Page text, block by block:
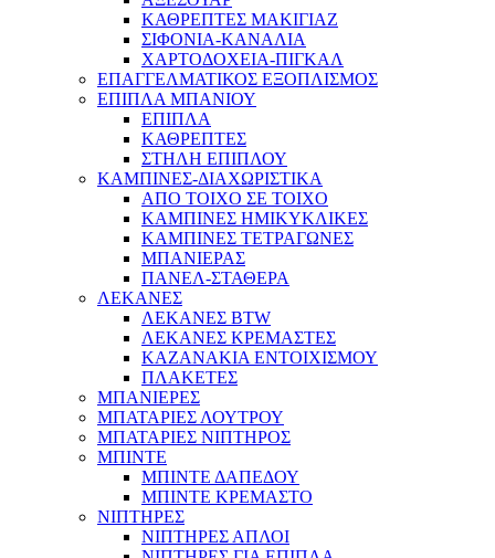
ΚΑΘΡΕΠΤΕΣ ΜΑΚΙΓΙΑΖ
ΣΙΦΟΝΙΑ-ΚΑΝΑΛΙΑ
ΧΑΡΤΟΔΟΧΕΙΑ-ΠΙΓΚΑΛ
ΕΠΑΓΓΕΛΜΑΤΙΚΟΣ ΕΞΟΠΛΙΣΜΟΣ
ΕΠΙΠΛΑ ΜΠΑΝΙΟΥ
ΕΠΙΠΛΑ
ΚΑΘΡΕΠΤΕΣ
ΣΤΗΛΗ ΕΠΙΠΛΟΥ
ΚΑΜΠΙΝΕΣ-ΔΙΑΧΩΡΙΣΤΙΚΑ
ΑΠΟ ΤΟΙΧΟ ΣΕ ΤΟΙΧΟ
ΚΑΜΠΙΝΕΣ ΗΜΙΚΥΚΛΙΚΕΣ
ΚΑΜΠΙΝΕΣ ΤΕΤΡΑΓΩΝΕΣ
ΜΠΑΝΙΕΡΑΣ
ΠΑΝΕΛ-ΣΤΑΘΕΡΑ
ΛΕΚΑΝΕΣ
ΛΕΚΑΝΕΣ BTW
ΛΕΚΑΝΕΣ ΚΡΕΜΑΣΤΕΣ
ΚΑΖΑΝΑΚΙΑ ΕΝΤΟΙΧΙΣΜΟΥ
ΠΛΑΚΕΤΕΣ
ΜΠΑΝΙΕΡΕΣ
ΜΠΑΤΑΡΙΕΣ ΛΟΥΤΡΟΥ
ΜΠΑΤΑΡΙΕΣ ΝΙΠΤΗΡΟΣ
ΜΠΙΝΤΕ
ΜΠΙΝΤΕ ΔΑΠΕΔΟΥ
ΜΠΙΝΤΕ ΚΡΕΜΑΣΤΟ
ΝΙΠΤΗΡΕΣ
ΝΙΠΤΗΡΕΣ ΑΠΛΟΙ